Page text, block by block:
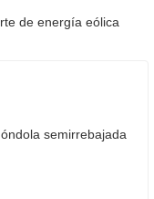
de energía eólica